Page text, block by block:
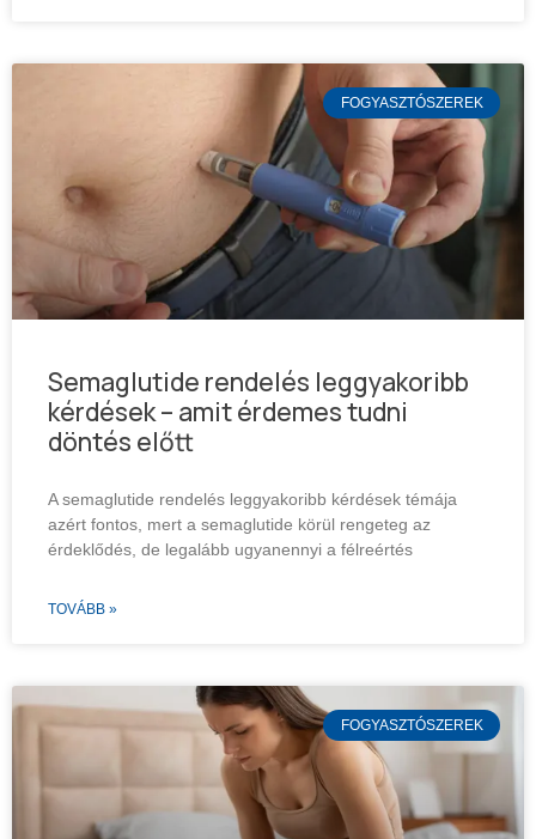
FOGYASZTÓSZEREK
Semaglutide rendelés leggyakoribb
kérdések – amit érdemes tudni
döntés előtt
A semaglutide rendelés leggyakoribb kérdések témája
azért fontos, mert a semaglutide körül rengeteg az
érdeklődés, de legalább ugyanennyi a félreértés
TOVÁBB »
FOGYASZTÓSZEREK